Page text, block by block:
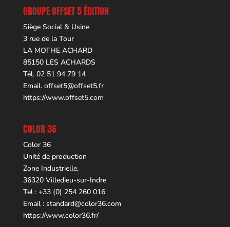
GROUPE OFFSET 5 ÉDITION
Siège Social & Usine
3 rue de la Tour
LA MOTHE ACHARD
85150 LES ACHARDS
Tél. 02 51 94 79 14
Email. offset5@offset5.fr
https://www.offset5.com
COLOR 36
Color 36
Unité de production
Zone Industrielle,
36320 Villedieu-sur-Indre
Tel : +33 (0) 254 260 016
Email : standard@color36.com
https://www.color36.fr/